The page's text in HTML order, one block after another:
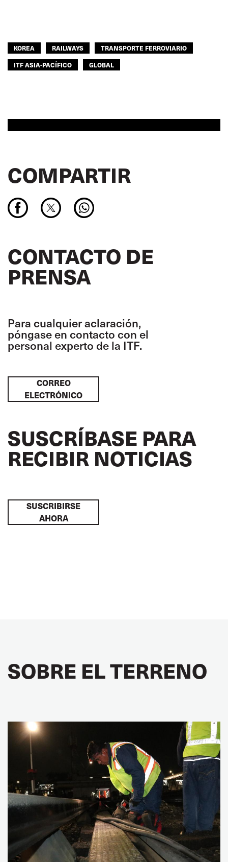
KOREA RAILWAYS
TRANSPORTE FERROVIARIO
ITF ASIA-PACÍFICO
GLOBAL
COMPARTIR
CONTACTO DE
PRENSA
Para cualquier aclaración,
póngase en contacto con el
personal experto de la ITF.
CORREO
ELECTRÓNICO
SUSCRÍBASE PARA
RECIBIR NOTICIAS
SUSCRIBIRSE
AHORA
SOBRE EL TERRENO